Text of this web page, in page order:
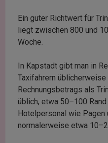
Ein guter Richtwert für
liegt zwischen 800 und
Woche.
In Kapstadt gibt man in
Taxifahrern
Rechnungsbetrags als
üblich, etwa 50–100
Hotelpersonal wie Pagen
normalerweise etwa